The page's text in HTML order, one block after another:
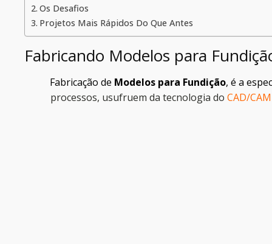
Os Desafios
Projetos Mais Rápidos Do Que Antes
Fabricando Modelos para
Fabricação de Modelos para Fundição, é a
processos, usufruem da tecnologia do CAD/